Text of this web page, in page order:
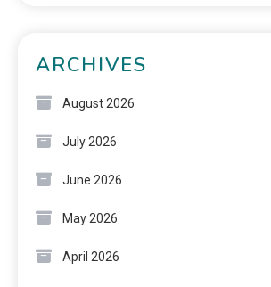
ARCHIVES
August 2026
July 2026
June 2026
May 2026
April 2026